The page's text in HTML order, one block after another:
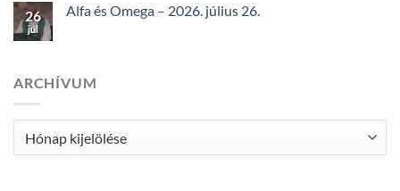
26
júl
Alfa és Omega – 2026. július 26.
ARCHÍVUM